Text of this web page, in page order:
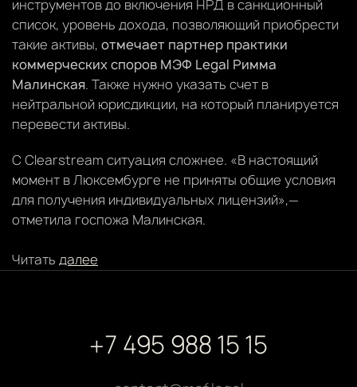
инструментов до включения НРД в санкционный
список, уровень дохода, позволяющий приобрести
такие активы, отмечает партнер практики
коммерческих споров МЭФ Legal Римма
Малинская. Также нужно указать счет в
нейтральной юрисдикции, на который планируется
перевести активы.
С Clearstream ситуация сложнее. «В настоящий
момент в Люксембурге не приняты общие условия
для получения индивидуальных лицензий»,—
отметила госпожа Малинская.
Читать далее
+7 495 988 15 15